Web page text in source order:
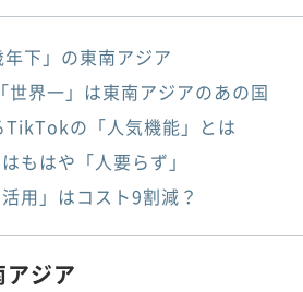
下」の東南アジア
界一」は東南アジアのあの国
TikTokの「人気機能」とは
もはや「人要らず」
用」はコスト9割減？
ジア